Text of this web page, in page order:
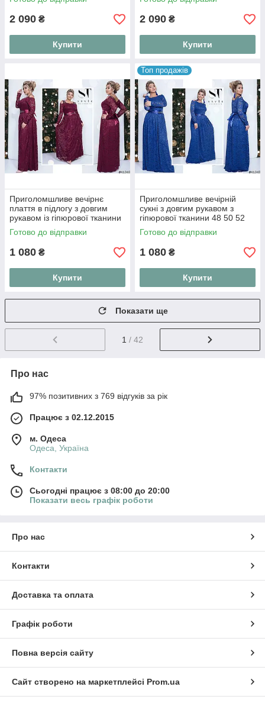
2 090 ₴
Купити
2 090 ₴
Купити
Приголомшливе вечірнє
плаття в підлогу з довгим
рукавом із гіпюрової тканини
48 50 52
Готово до відправки
1 080 ₴
Купити
Топ продажів
Приголомшливе вечірній
сукні з довгим рукавом з
гіпюрової тканини 48 50 52
Готово до відправки
1 080 ₴
Купити
Показати ще
1 / 42
Про нас
97% позитивних з 769 відгуків за рік
Працює з 02.12.2015
м. Одеса
Одеса, Україна
Контакти
Сьогодні працює з 08:00 до 20:00
Показати весь графік роботи
Про нас
Контакти
Доставка та оплата
Графік роботи
Повна версія сайту
Сайт створено на маркетплейсі Prom.ua